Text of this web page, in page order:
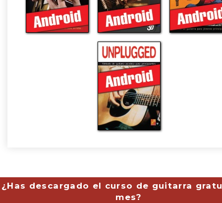
¿Has descargado el curso de guitarra
mes?